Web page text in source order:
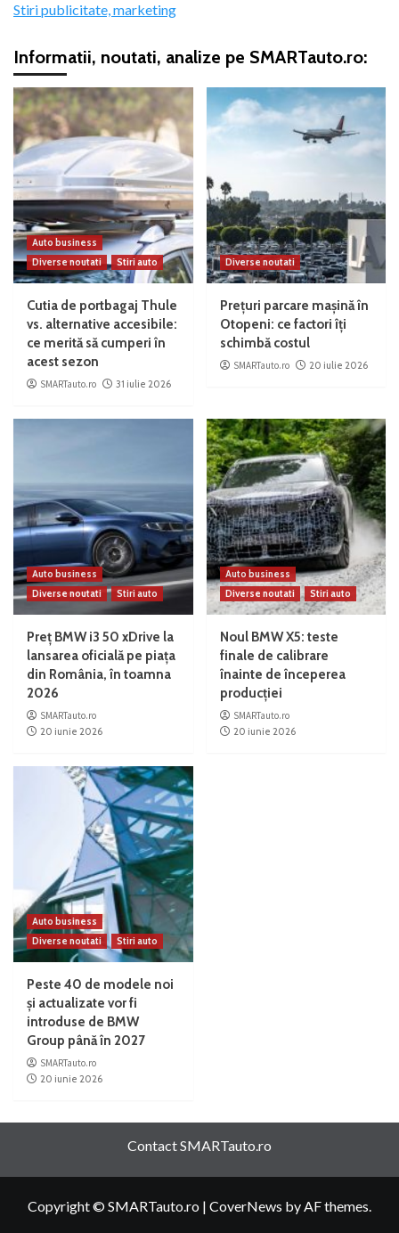
Stiri publicitate, marketing
Informatii, noutati, analize pe SMARTauto.ro:
Auto business
Diverse noutati
Stiri auto
Cutia de portbagaj Thule
vs. alternative accesibile:
ce merită să cumperi în
acest sezon
SMARTauto.ro 31 iulie 2026
Diverse noutati
Prețuri parcare mașină în
Otopeni: ce factori îți
schimbă costul
SMARTauto.ro 20 iulie 2026
Auto business
Diverse noutati
Stiri auto
Preț BMW i3 50 xDrive la
lansarea oficială pe piața
din România, în toamna
2026
SMARTauto.ro
20 iunie 2026
Auto business
Diverse noutati
Stiri auto
Noul BMW X5: teste
finale de calibrare
înainte de începerea
producției
SMARTauto.ro
20 iunie 2026
Auto business
Diverse noutati
Stiri auto
Peste 40 de modele noi
și actualizate vor fi
introduse de BMW
Group până în 2027
SMARTauto.ro
20 iunie 2026
Contact SMARTauto.ro
Copyright © SMARTauto.ro | CoverNews by AF themes.